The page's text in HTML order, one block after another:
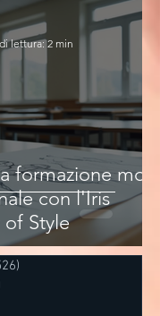
formazione moda
con l'Iris
Style
lettura: 2 min